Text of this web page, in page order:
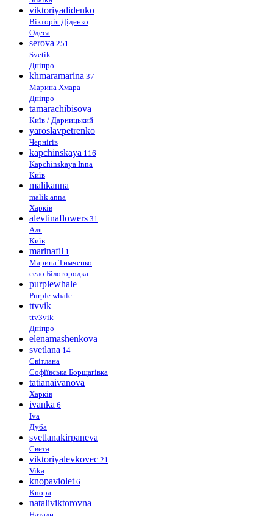
viktoriyadidenko
Вікторія Діденко
Одеса
serova 251
Svetik
Дніпро
khmaramarina 37
Марина Хмара
Дніпро
tamarachibisova
Київ / Дарницький
yaroslavpetrenko
Чернігів
kapchinskaya 116
Kapchinskaya Inna
Київ
malikanna
malik.anna
Харків
alevtinaflowers 31
Аля
Київ
marinafil 1
Марина Тимченко
село Білогородка
purplewhale
Purple whale
ttvvik
ttv3vik
Дніпро
elenamashenkova
svetlana 14
Світлана
Софіївська Борщагівка
tatianaivanova
Харків
ivanka 6
Iva
Дуба
svetlanakirpaneva
Света
viktoriyalevkovec 21
Vika
knopaviolet 6
Knopa
nataliviktorovna